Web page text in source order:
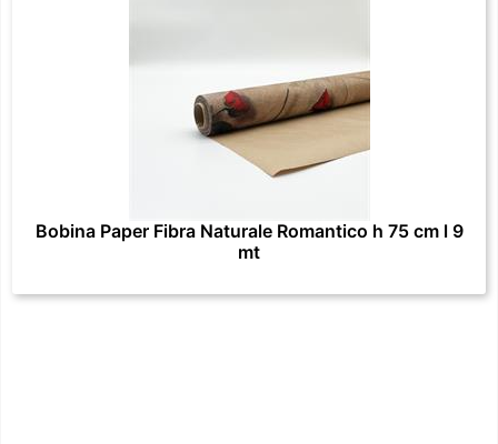
Bobina Paper Fibra Naturale Romantico h 75 cm l 9
mt